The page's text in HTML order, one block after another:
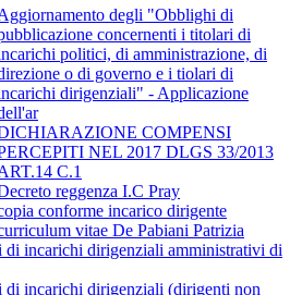
degli "Obblighi di
concernenti i titolari di
politici, di amministrazione, di
o di governo e i tiolari di
dirigenziali" - Applicazione
COMPENSI
NEL 2017 DLGS 33/2013
C.1
reggenza I.C Pray
conforme incarico dirigente
vitae De Pabiani Patrizia
di incarichi dirigenziali amministrativi di
di incarichi dirigenziali (dirigenti non